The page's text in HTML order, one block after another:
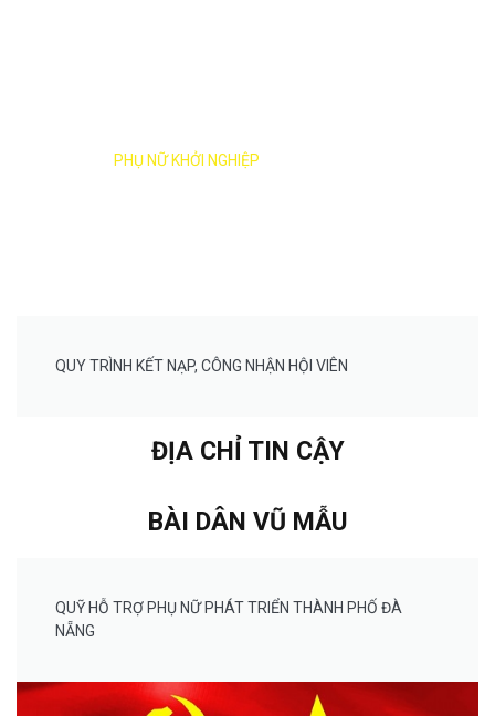
PHỤ NỮ KHỞI NGHIỆP
QUY TRÌNH KẾT NẠP, CÔNG NHẬN HỘI VIÊN
ĐỊA CHỈ TIN CẬY
BÀI DÂN VŨ MẪU
QUỸ HỖ TRỢ PHỤ NỮ PHÁT TRIỂN THÀNH PHỐ ĐÀ
NẴNG